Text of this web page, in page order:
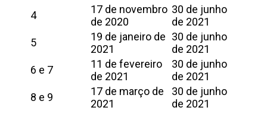
4
17 de novembro
de 2020
30 de junho
de 2021
5
19 de janeiro de
2021
30 de junho
de 2021
6 e 7
11 de fevereiro
de 2021
30 de junho
de 2021
8 e 9
17 de março de
2021
30 de junho
de 2021